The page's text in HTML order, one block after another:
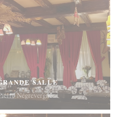
SALLE
Négrevergne